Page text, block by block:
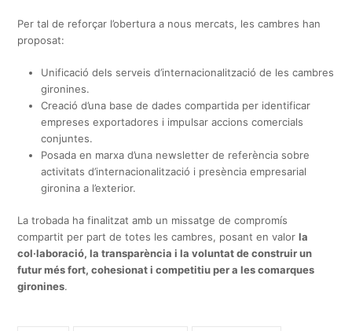
Per tal de reforçar l’obertura a nous mercats, les cambres han
proposat:
Unificació dels serveis d’internacionalització de les cambres
gironines.
Creació d’una base de dades compartida per identificar
empreses exportadores i impulsar accions comercials
conjuntes.
Posada en marxa d’una newsletter de referència sobre
activitats d’internacionalització i presència empresarial
gironina a l’exterior.
La trobada ha finalitzat amb un missatge de compromís
compartit per part de totes les cambres, posant en valorla
col·laboració, la transparència i la voluntat de construir un
futur més fort, cohesionat i competitiu per a les comarques
gironines.